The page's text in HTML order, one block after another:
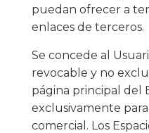
puedan ofrecer a
enlaces de terceros.
Se concede al
revocable y no
página principal del
exclusivamente
comercial. Los